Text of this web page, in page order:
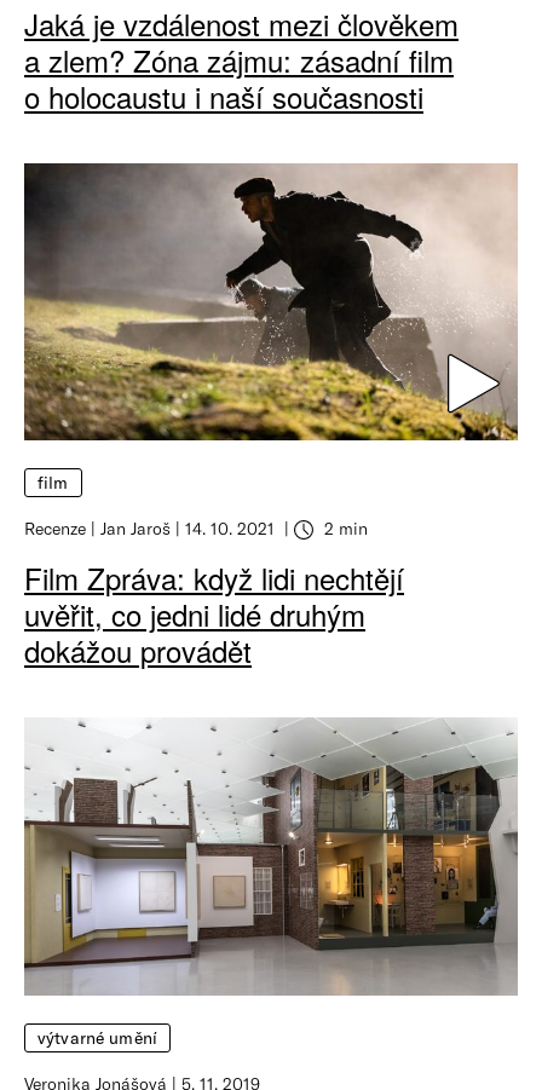
Jaká je vzdálenost mezi člověkem
a zlem? Zóna zájmu: zásadní film
o holocaustu i naší současnosti
film
Recenze Jan Jaroš 14. 10. 2021 2 min
Film Zpráva: když lidi nechtějí
uvěřit, co jedni lidé druhým
dokážou provádět
výtvarné umění
Veronika Jonášová 5. 11. 2019